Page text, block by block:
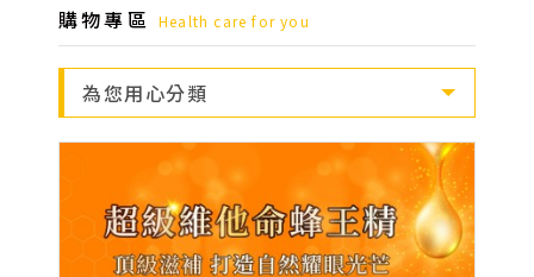
百靈油 黑種草油 鎂 Q10 酸櫻桃
魚
維他命C
B群 蜂膠
購物專區 Health care for you
為您用心分類
人氣商品
保健系列
適用族群
嚴選好物